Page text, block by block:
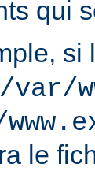
qui
/var/
le